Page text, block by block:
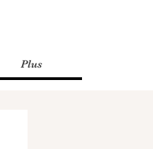
Plus